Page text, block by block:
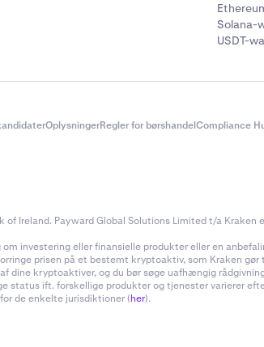
Solana-
USDT-
OplysningerRegler for børshandelCompliance
Ireland. Payward Global Solutions Limited t/a Kraken
investering eller finansielle produkter eller en
prisen på et bestemt kryptoaktiv, som Kraken
kryptoaktiver, og du bør søge uafhængig
status ift. forskellige produkter og tjenester varierer
de enkelte jurisdiktioner (her).